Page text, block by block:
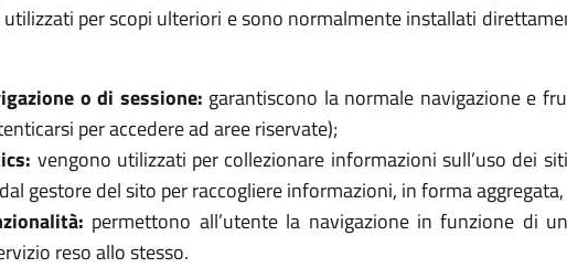
per scopi ulteriori e sono normalmente installati
o di sessione: garantiscono la normale navigazione e
per accedere ad aree riservate);
vengono utilizzati per collezionare informazioni sull’uso dei
gestore del sito per raccogliere informazioni, in forma
permettono all’utente la navigazione in funzione di
reso allo stesso.